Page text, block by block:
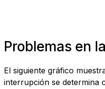
Problemas en
El siguiente gráfico
interrupción se determina